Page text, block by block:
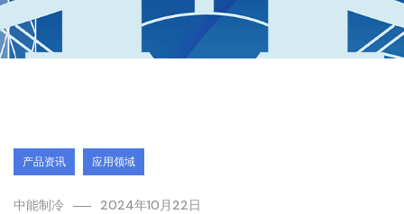
产品资讯 应用领域
中能制冷 2024年10月22日